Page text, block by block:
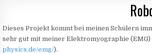
Dieses Projekt kommt bei meinen Schülern
sehr gut mit meiner Elektromyographie
physics.de/emg/).